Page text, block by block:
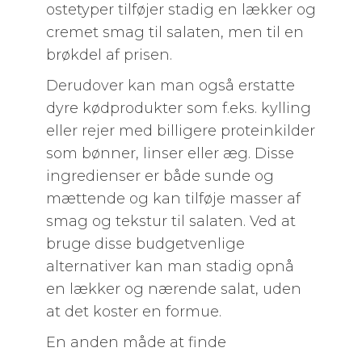
ostetyper tilføjer stadig en lækker og
cremet smag til salaten, men til en
brøkdel af prisen.
Derudover kan man også erstatte
dyre kødprodukter som f.eks. kylling
eller rejer med billigere proteinkilder
som bønner, linser eller æg. Disse
ingredienser er både sunde og
mættende og kan tilføje masser af
smag og tekstur til salaten. Ved at
bruge disse budgetvenlige
alternativer kan man stadig opnå
en lækker og nærende salat, uden
at det koster en formue.
En anden måde at finde